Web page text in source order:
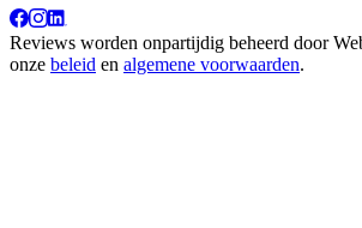
Reviews worden onpartijdig beheerd door
onze beleid en algemene voorwaarden.